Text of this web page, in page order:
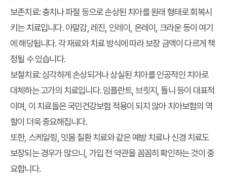
보존치료:충치나 파절 등으로 손상된 치아를 원래 형태로 회복시
키는 치료입니다. 아말감, 레진, 인레이, 온레이, 크라운 등이 여기
에 해당됩니다. 각 재료와 치료 방식에 따라 보장 금액이 다르게 책
정될 수 있습니다.
보철치료:심각하게 손상되거나 상실된 치아를 인공적인 치아로
대체하는 고가의 치료입니다. 임플란트, 브릿지, 틀니 등이 대표적
이며, 이 치료들은 국민건강보험 적용이 되지 않아 치아보험의 역
할이 더욱 중요해집니다.
또한, 스케일링, 잇몸 질환 치료와 같은 예방 치료나 신경 치료도
보장되는 경우가 많으니, 가입 전 약관을 꼼꼼히 확인하는 것이 중
요합니다.